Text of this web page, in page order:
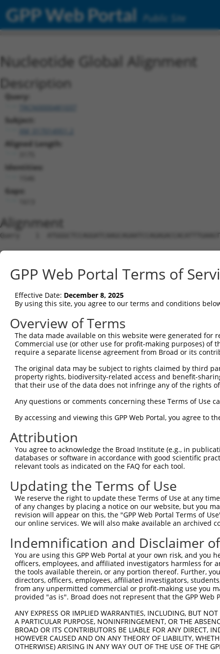
GPP Web Portal Public Site
Nucleotide Global Alignment
Description
Query:
TRCN0000481037
Subject:
Aligned Length:
Identities:
Gaps:
Alignment
Query    1  ATGGGCTCCAGGATCAAGCAGAATCCAGAGACCACATTTGAAGTATATGTTGAAGTGGCCTATCCCAGGACAGG  74
                                                          ||||||||||||||||||||||||||||
Sbjct    1  ----------------------------------------------ATGTTGAAGTGGCCTATCCCAGGACAGG  28

Query   75  TGGCACTCTTTCAGATCCTGAGGTGCAGAGGCAATTCCCGGAGGACTACAGTGACCAGGAAGTTCTACAGACTT  148
            |||||||||||||||||||||||||||||||||||||||||||||||||||||||                   
Sbjct   29  TGGCACTCTTTCAGATCCTGAGGTGCAGAGGCAATTCCCGGAGGACTACAGTGAC-------------------  83

Query  149  TGACCAAGTTTTGTTTCCCCTTCTATGTGGACAGCCTCACAGTTAGCCAAGTTGGCCAGAACTTCACATTCGTG  222
                                           |||||||||||||||||||||||||||||||||||||||||||
Sbjct   84  -------------------------------CAGCCTCACAGTTAGCCAAGTTGGCCAGAACTTCACATTCGTG  126

Query  223  CTCACTGACATTGACAGCAAACAGAGATTCGGGTTCTGCCGCTTATCTTCAGGAGCGAAGAGCTGCTTCTGTAT  296
            ||||||||||||||||||||||||||||||||||||||||||||||||||||||||||||||||||||||||||
Sbjct  127  CTCACTGACATTGACAGCAAACAGAGATTCGGGTTCTGCCGCTTATCTTCAGGAGCGAAGAGCTGCTTCTGTAT  200

Query  297  CTTAAGCTATCTCCCCTGGTTCGAGGTATTTTATAAGCTGCTTAACATCCTGGCAGATTACACGACAAAAAGAC  370
            ||||||||||||||||||||||||||||||||||||||||||||||||||||||||||||||||||||||||||
Sbjct  201  CTTAAGCTATCTCCCCTGGTTCGAGGTATTTTATAAGCTGCTTAACATCCTGGCAGATTACACGACAAAAAGAC  274

Query  371  AGGAAAATCAGTGGAATGAGCTTCTTGAAACTCTGCACAAACTTCCCATCCCTGACCCAGGAGTGTCTGTCCAT  444
            ||||||||||||||||||||||||||||||||||||||||||||||||||||||||||||||||||||||||||
Sbjct  275  AGGAAAATCAGTGGAATGAGCTTCTTGAAACTCTGCACAAACTTCCCATCCCTGACCCAGGAGTGTCTGTCCAT  348

Query  445  CTCAGCGTGCATTCTTATTTTACTGTGCCTGATACCAGAGAACTTCCCAGCATACCTGAGAATAGAAATCTGAC  518
            ||||||||||||||||||||||||||||||||||||||||||||||||||||||||||||||||||||||||||
Sbjct  349  CTCAGCGTGCATTCTTATTTTACTGTGCCTGATACCAGAGAACTTCCCAGCATACCTGAGAATAGAAATCTGAC  422

Query  519  AGAATATTTTGTGGCTGTGGATGTTAACAACATGTTGCATCTGTACGCCAGTATGCTGTACGAACGCCGGATAC  592
            ||||||||||||||||||||||||||||||||||||||||||||||||||||||||||||||||||||||||||
Sbjct  423  AGAATATTTTGTGGCTGTGGATGTTAACAACATGTTGCATCTGTACGCCAGTATGCTGTACGAACGCCGGATAC  496

Query  593  TCATCATTTGCAGCAAACTCAGCACTCTGACTGCCTGCATCCACGGGTCTGCGGCGATGCTCTACCCCATGTAC  666
            ||||||||||||||||||||||||||||||||||||||||||||||||||||||||||||||||||||||||||
Sbjct  497  TCATCATTTGCAGCAAACTCAGCACTCTGACTGCCTGCATCCACGGGTCTGCGGCGATGCTCTACCCCATGTAC  570

Query  667  TGGCAGCACGTGTACATCCCCGTGCTGCCGCCGCATCTGCTGGACTACTGCTGTGCTCCCATGCCCTACCTCAT  740
            ||||||||||||||||||||||||||||||||||||||||||||||||||||||||||||||||||||||||||
Sbjct  571  TGGCAGCACGTGTACATCCCCGTGCTGCCGCCGCATCTGCTGGACTACTGCTGTGCTCCCATGCCCTACCTCAT  644

Query  741  AGGAATCCATTTAAGTTTAATGGAGAAAGTCAGAAACATGGCCCTGGATGATGTCGTGATCCTGAATGTGGACA  814
            ||||||||||||||||||||||||||||||||||||||||||||||||||||||||||||||||||||||||||
Sbjct  645  AGGAATCCATTTAAGTTTAATGGAGAAAGTCAGAAACATGGCCCTGGATGATGTCGTGATCCTGAATGTGGACA  718

Query  815  CCAACACCCTGGAAACCCCCTTCGATGACCTCCAGAGCCTCCCAAACGACGTGATCTCTTCCCTGAAGAACAGG  888
            ||||||||||||||||||||||||||||||||||||||||||||||||||||||||||||||||||||||||||
Sbjct  719  CCAACACCCTGGAAACCCCCTTCGATGACCTCCAGAGCCTCCCAAACGACGTGATCTCTTCCCTGAAGAACAGG  792

Query  889  CTGAAAAAGGTCTCCACAACCACTGGGGATGGTGTGGCCAGAGCGTTCCTCAAGGCCCAGGCTGCTTTCTTCGG  962
            ||||||||||||||||||||||||||||||||||||||||||||||||||||||||||||||||||||||||||
Sbjct  793  CTGAAAAAGGTCTCCACAACCACTGGGGATGGTGTGGCCAGAGCGTTCCTCAAGGCCCAGGCTGCTTTCTTCGG  866

Query  963  TAGCTACCGAAACGCTCTGAAAATCGAGCCGGAGGAGCCGATCACTTTCTGTGAGGAAGCCTTCGTGTCCCACT  1036
            ||||||||||||||||||||||||||||||||||||||||||||||||||||||||||||||||||||||||||
Sbjct  867  TAGCTACCGAAACGCTCTGAAAATCGAGCCGGAGGAGCCGATCACTTTCTGTGAGGAAGCCTTCGTGTCCCACT  940

Query 1037  ACCGCTCCGGAGCCATGAGGCAGTTCCTGCAGAACGCCACACAGCTGCAGCTCTTCAAGCAGTTTATTGATGGT  1110
            ||||||||||||||||||||||||||||||||||||||||||||||||||||||||||||||||||||||||||
Sbjct  941  ACCGCTCCGGAGCCATGAGGCAGTTCCTGCAGAACGCCACACAGCTGCAGCTCTTCAAGCAGTTTATTGATGGT  1014

Query 1111  CGATTAGATCTTCTCAATTCCGGCGAAGGTTTCAGTGATGTTTTTGAAGAGGAAATCAACATGGGCGAGTACGC  1184
            ||||||||||||||||||||||||||||||||||||||||||||||||||||||||||||||||||||||||||
Sbjct 1015  CGATTAGATCTTCTCAATTCCGGCGAAGGTTTCAGTGATGTTTTTGAAGAGGAAATCAACATGGGCGAGTACGC  1088

Query 1185  TGGCAGTGACAAACTGTACCATCAGTGGCTCTCCACTGTCCGGAAAGGAAGTGGAGCAATTCTGAATACTGTAA  1258
            ||||||||||||||||||||||||||||||||||||||||||||||||||||||||||||||||||||||||||
Sbjct 1089  TGGCAGTGACAAACTGTACCATCAGTGGCTCTCCACTGTCCGGAAAGGAAGTGGAGCAATTCTGAATACTGTAA  1162

Query 1259  AGACCAAAGCAAATCCGGCCATGAAGACTGTCTACAAGTTCGCAAAAGATCATGCAAAAATGGGAATAAAAGAG  1332
            ||||||||||||||||||||||||||||||||||||||||||||||||||||||||||||||||||||||||||
Sbjct 1163  AGACCAAAGCAAATCCGGCCATGAAGACTGTCTACAAGTTCGCAAAAGATCATGCAAAAATGGGAATAAAAGAG  1236

Query 1333  GTGAAAAACCGCTTGAAGCAAAAGGACATTGCCGAGAATGGCTGCGCCCCCACCCCAGAAGAGCAGCTGCCAAA  1406
            ||||||||||||||||||||||||||||||||||||||||||||||||||||||||||||||||||||||||||
Sbjct 1237  GTGAAAAACCGCTTGAAGCAAAAGGACATTGCCGAGAATGGCTGCGCCCCCACCCCAGAAGAGCAGCTGCCAAA  1310

Query 1407  GACTGCACCGTCCCCACTGGTGGAGGCCAAGGACCCCAAGCTCCGAGAAGACCGGCGGCCAATCACAGTCCACT  1480
            ||||||||||||||||||||||||||||||||||||||||||||||||||||||||||||||||||||||||||
Sbjct 1311  GACTGCACCGTCCCCACTGGTGGAGGCCAAGGACCCCAAGCTCCGAGAAGACCGGCGGCCAATCACAGTCCACT  1384

Query 1481  TTGGACAGGTGCGCCCACCTCGTCCACATGTTGTTAAGAGACCAAAGAGCAACATCGCAGTGGAAGGCCGGAGG  1554
            ||||||||||||||||||||||||||||||||||||||||||||||||||||||||||||||||||||||||||
Sbjct 1385
GPP Web Portal Terms of
Effective Date: December 8, 2025
By using this site, you agree to our terms and conditions
Overview of Terms
The data made available on this website were generated
Commercial use (or other use for profit-making purposes) of
require a separate license agreement from Broad or its
The original data may be subject to rights claimed by third
property rights, biodiversity-related access and benefit-
that their use of the data does not infringe any of the rights
Any questions or comments concerning these Terms of Use
By accessing and viewing this GPP Web Portal, you agree to
Attribution
You agree to acknowledge the Broad Institute (e.g., in
databases or software in accordance with good scientific
relevant tools as indicated on the FAQ for each tool.
Updating the Terms of Use
We reserve the right to update these Terms of Use at any
of any changes by placing a notice on our website, but you
revision will appear on this, the "GPP Web Portal Terms of
our online services. We will also make available an archived
Indemnification and Disclaimer
You are using this GPP Web Portal at your own risk, and
officers, employees, and affiliated investigators harmless for
the tools available therein, or any portion thereof. Further,
directors, officers, employees, affiliated investigators,
from any unpermitted commercial or profit-making use you
provided "as is". Broad does not represent that the GPP
ANY EXPRESS OR IMPLIED WARRANTIES, INCLUDING, BUT
A PARTICULAR PURPOSE, NONINFRINGEMENT, OR THE
BROAD OR ITS CONTRIBUTORS BE LIABLE FOR ANY DIRECT,
HOWEVER CAUSED AND ON ANY THEORY OF LIABILITY,
OTHERWISE) ARISING IN ANY WAY OUT OF THE USE OF THE